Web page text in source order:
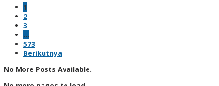
1
2
3
…
573
Berikutnya
No More Posts Available.